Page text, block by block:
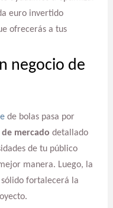
euro invertido
ofrecerás a tus
negocio de
de bolas pasa por
mercado detallado
de tu público
manera. Luego, la
fortalecerá la